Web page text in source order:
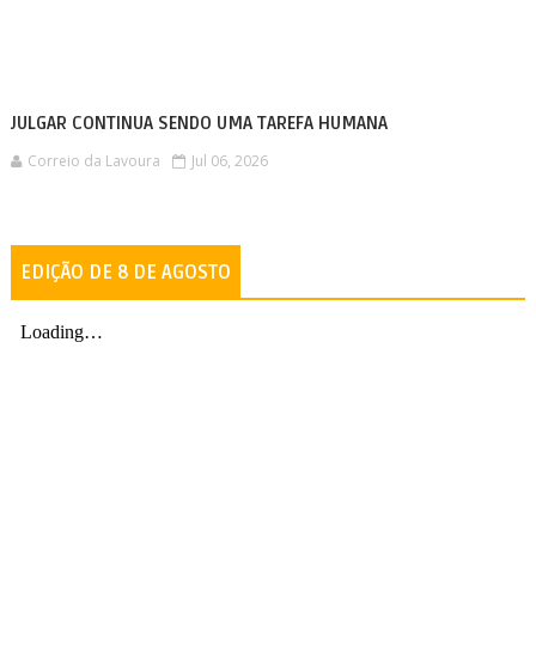
JULGAR CONTINUA SENDO UMA TAREFA HUMANA
Correio da Lavoura Jul 06, 2026
EDIÇÃO DE 8 DE AGOSTO